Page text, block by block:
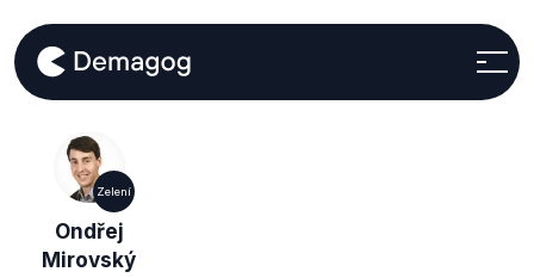
Zelení
Ondřej
Mirovský